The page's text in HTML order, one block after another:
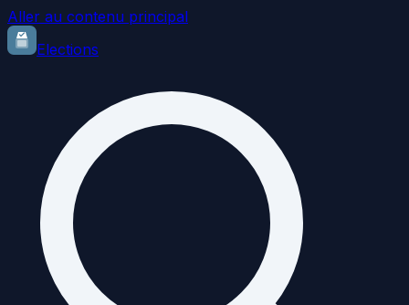
Aller au contenu principal
Elections